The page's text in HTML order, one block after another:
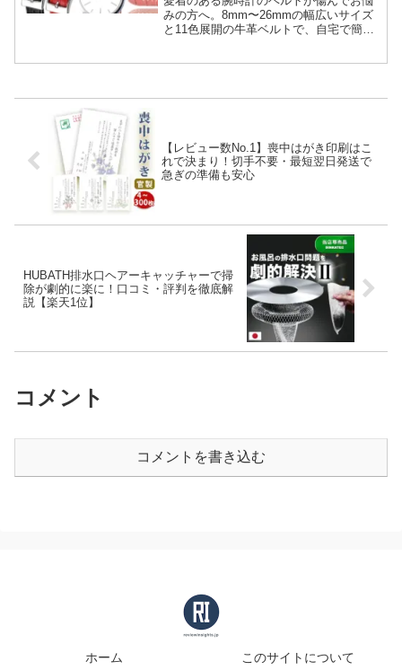
を
みの方へ。8mm〜26mmの幅広いサイズ
と11色展開の牛革ベルトで、自宅で簡単
【レビュー数No.1】喪中はがき印刷はこ
れで決まり！切手不要・最短翌日発送で
急ぎの準備も安心
HUBATH排水口ヘアーキャッチャーで掃
除が劇的に楽に！口コミ・評判を徹底解
説【楽天1位】
コメント
コメントを書き込む
ホーム このサイトについて